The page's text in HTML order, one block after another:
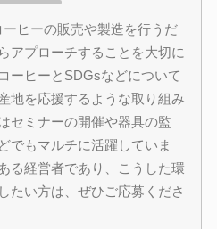
ヒーの販売や製造を行うだ
アプローチすることを大切に
ーヒーとSDGsなどについて
地を応援するような取り組み
セミナーの開催や器具の監
でもマルチに活躍していま
る経営者であり、こうした環
たい方は、ぜひご応募くださ